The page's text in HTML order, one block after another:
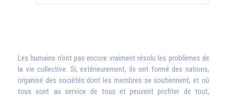
Les humains n’ont pas encore vraiment résolu les problèmes de
la vie collective. Si, extérieurement, ils ont formé des nations,
organisé des sociétés dont les membres se soutiennent, et où
tous sont au service de tous et peuvent profiter de tout,